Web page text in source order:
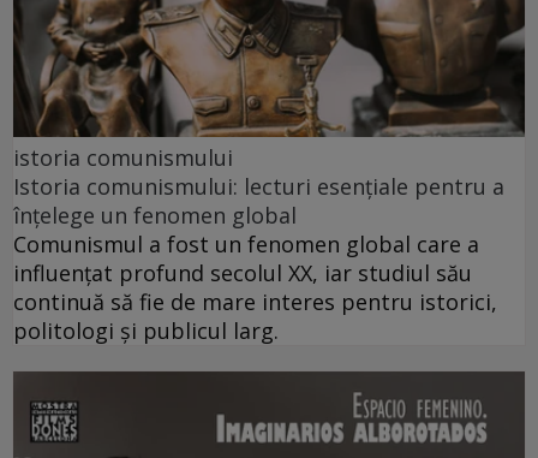
istoria comunismului
Istoria comunismului: lecturi esențiale pentru a
înțelege un fenomen global
Comunismul a fost un fenomen global care a
influențat profund secolul XX, iar studiul său
continuă să fie de mare interes pentru istorici,
politologi și publicul larg.